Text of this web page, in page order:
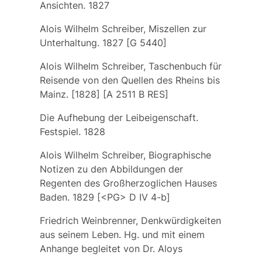
Ansichten. 1827
Alois Wilhelm Schreiber, Miszellen zur
Unterhaltung. 1827 [G 5440]
Alois Wilhelm Schreiber, Taschenbuch für
Reisende von den Quellen des Rheins bis
Mainz. [1828] [A 2511 B RES]
Die Aufhebung der Leibeigenschaft.
Festspiel. 1828
Alois Wilhelm Schreiber, Biographische
Notizen zu den Abbildungen der
Regenten des Großherzoglichen Hauses
Baden. 1829 [<PG> D IV 4-b]
Friedrich Weinbrenner, Denkwürdigkeiten
aus seinem Leben. Hg. und mit einem
Anhange begleitet von Dr. Aloys